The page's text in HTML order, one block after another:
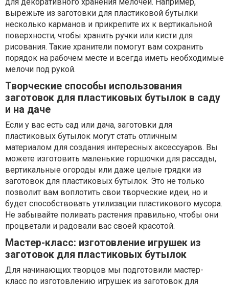
вырежьте из заготовки для пластиковой бутылки
несколько карманов и прикрепите их к вертикальной
поверхности, чтобы хранить ручки или кисти для
рисования. Такие хранители помогут вам сохранить
порядок на рабочем месте и всегда иметь необходимые
мелочи под рукой.
Творческие способы использования
заготовок для пластиковых бутылок в саду
и на даче
Если у вас есть сад или дача, заготовки для
пластиковых бутылок могут стать отличным
материалом для создания интересных аксессуаров. Вы
можете изготовить маленькие горшочки для рассады,
вертикальные огороды или даже целые грядки из
заготовок для пластиковых бутылок. Это не только
позволит вам воплотить свои творческие идеи, но и
будет способствовать утилизации пластикового мусора.
Не забывайте поливать растения правильно, чтобы они
процветали и радовали вас своей красотой.
Мастер-класс: изготовление игрушек из
заготовок для пластиковых бутылок
Для начинающих творцов мы подготовили мастер-
класс по изготовлению игрушек из заготовок для